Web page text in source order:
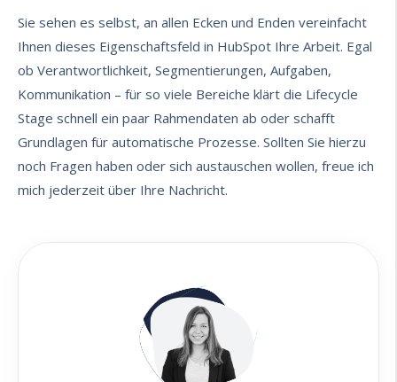
Sie sehen es selbst, an allen Ecken und Enden vereinfacht
Ihnen dieses Eigenschaftsfeld in HubSpot Ihre Arbeit. Egal
ob Verantwortlichkeit, Segmentierungen, Aufgaben,
Kommunikation – für so viele Bereiche klärt die Lifecycle
Stage schnell ein paar Rahmendaten ab oder schafft
Grundlagen für automatische Prozesse. Sollten Sie hierzu
noch Fragen haben oder sich austauschen wollen, freue ich
mich jederzeit über Ihre Nachricht.